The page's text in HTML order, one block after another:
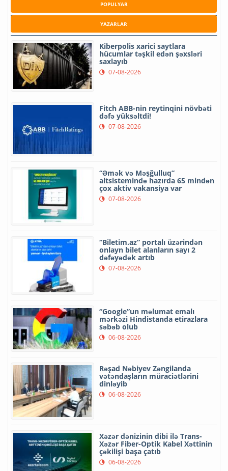
POPULYAR
YAZARLAR
Kiberpolis xarici saytlara
hücumlar təşkil edən şəxsləri
saxlayıb
07-08-2026
Fitch ABB-nin reytinqini növbəti
dəfə yüksəltdi!
07-08-2026
“Əmək və Məşğulluq”
altsistemində hazırda 65 mindən
çox aktiv vakansiya var
07-08-2026
“Biletim.az” portalı üzərindən
onlayn bilet alanların sayı 2
dəfəyədək artıb
07-08-2026
“Google”un məlumat emalı
mərkəzi Hindistanda etirazlara
səbəb olub
06-08-2026
Rəşad Nəbiyev Zəngilanda
vətəndaşların müraciətlərini
dinləyib
06-08-2026
Xəzər dənizinin dibi ilə Trans-
Xəzər Fiber-Optik Kabel Xəttinin
çəkilişi başa çatıb
06-08-2026